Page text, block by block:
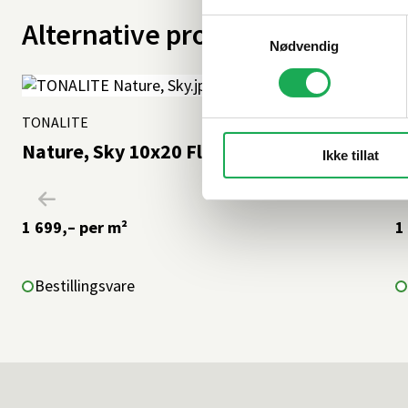
Nødvendig
Ikke tillat
Alternative produkter
Nature, Sky 10x20 Flis
TONALITE +4 farger
1 699,– per m²
Bestillingsvare